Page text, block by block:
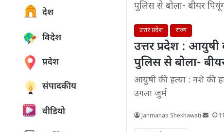
देश
विदेश
प्रदेश
संपादकीय
वीडियो
पुलिस से बोला- बीयर
उत्तर प्रदेश राज्य
उत्तर प्रदेश : आयुषी
पुलिस से बोला-
आयुषी की हत्या : नशे की
उगला जुर्म
Janmanas Shekhawati